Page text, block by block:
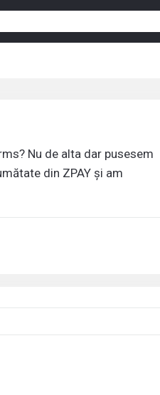
Nu de alta dar pusesem
din ZPAY și am